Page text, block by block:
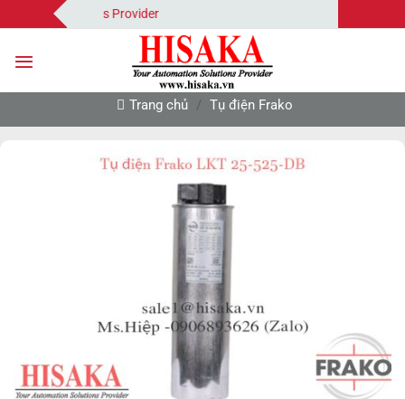
qua
nội
Solutions Provider
Trang chủ / Tụ điện Frako